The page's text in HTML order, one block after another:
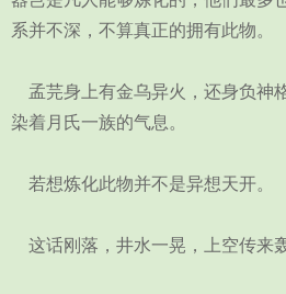
系并不深，不算真正的拥有此物。
孟芫身上有金乌异火，还身负神
染着月氏一族的气息。
若想炼化此物并不是异想天开。
这话刚落，井水一晃，上空传来